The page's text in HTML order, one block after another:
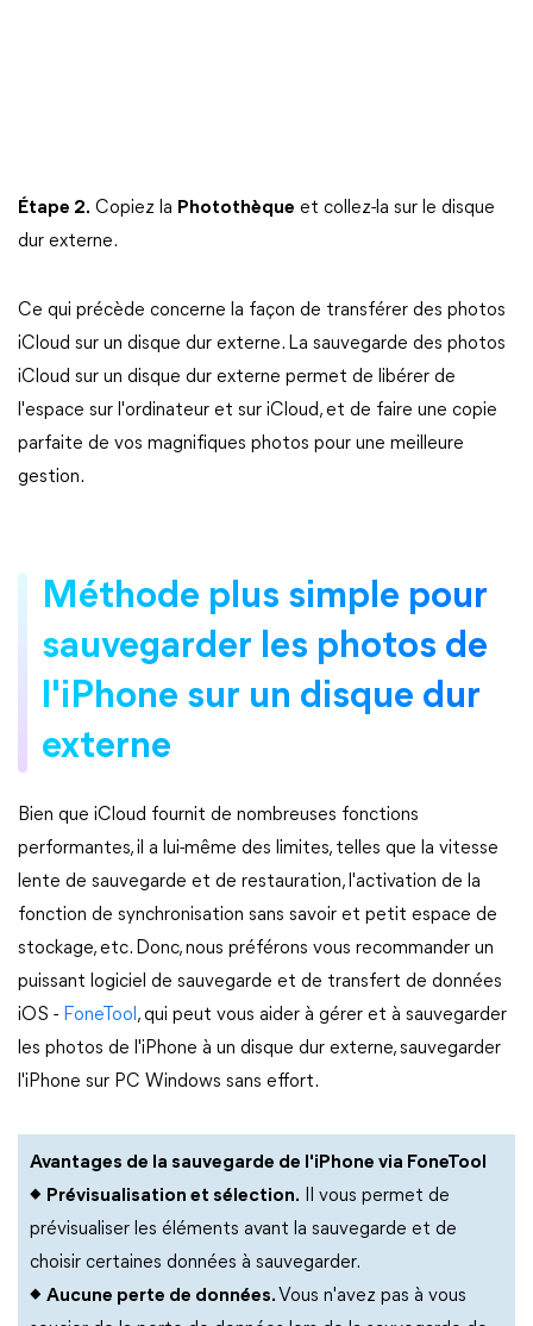
Étape 2. Copiez la Photothèque et collez-la sur le disque
dur externe.
Ce qui précède concerne la façon de transférer des photos
iCloud sur un disque dur externe. La sauvegarde des photos
iCloud sur un disque dur externe permet de libérer de
l'espace sur l'ordinateur et sur iCloud, et de faire une copie
parfaite de vos magnifiques photos pour une meilleure
gestion.
Méthode plus simple pour
sauvegarder les photos de
l'iPhone sur un disque dur
externe
Bien que iCloud fournit de nombreuses fonctions
performantes, il a lui-même des limites, telles que la vitesse
lente de sauvegarde et de restauration, l'activation de la
fonction de synchronisation sans savoir et petit espace de
stockage, etc. Donc, nous préférons vous recommander un
puissant logiciel de sauvegarde et de transfert de données
iOS - FoneTool , qui peut vous aider à gérer et à sauvegarder
les photos de l'iPhone à un disque dur externe, sauvegarder
l'iPhone sur PC Windows sans effort.
Avantages de la sauvegarde de l'iPhone via FoneTool
◆ Prévisualisation et sélection. Il vous permet de
prévisualiser les éléments avant la sauvegarde et de
choisir certaines données à sauvegarder.
◆ Aucune perte de données. Vous n'avez pas à vous